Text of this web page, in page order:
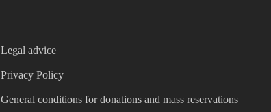
Legal advice
Privacy Policy
General conditions for donations and mass reservations